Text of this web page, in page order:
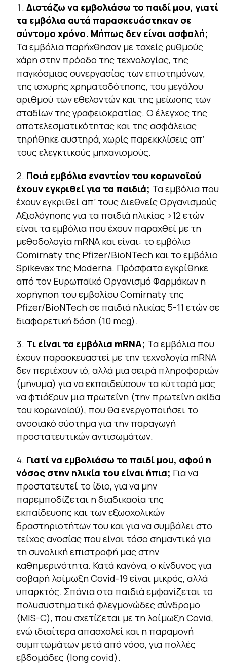
Διστάζω να εμβολιάσω το παιδί μου, γιατί
τα εμβόλια αυτά παρασκευάστηκαν σε
σύντομο χρόνο. Μήπως δεν είναι ασφαλή;
Τα εμβόλια παρήχθησαν με ταχείς ρυθμούς
χάρη στην πρόοδο της τεχνολογίας, της
παγκόσμιας συνεργασίας των επιστημόνων,
της ισχυρής χρηματοδότησης, του μεγάλου
αριθμού των εθελοντών και της μείωσης των
σταδίων της γραφειοκρατίας. Ο έλεγχος της
αποτελεσματικότητας και της ασφάλειας
τηρήθηκε αυστηρά, χωρίς παρεκκλίσεις απ’
τους ελεγκτικούς μηχανισμούς.
Ποιά εμβόλια εναντίον του κορωνοϊού
έχουν εγκριθεί για τα παιδιά; Τα εμβόλια που
έχουν εγκριθεί απ’ τους Διεθνείς Οργανισμούς
Αξιολόγησης για τα παιδιά ηλικίας >12 ετών
είναι τα εμβόλια που έχουν παραχθεί με τη
μεθοδολογία mRNA και είναι: το εμβόλιο
Comirnaty της Pfizer/BioNTech και το εμβόλιο
Spikevax της Moderna. Πρόσφατα εγκρίθηκε
από τον Ευρωπαϊκό Οργανισμό Φαρμάκων η
χορήγηση του εμβολίου Comirnaty της
Pfizer/BioNTech σε παιδιά ηλικίας 5-11 ετών σε
διαφορετική δόση (10 mcg).
Τι είναι τα εμβόλια mRNA; Τα εμβόλια που
έχουν παρασκευαστεί με την τεχνολογία mRNA
δεν περιέχουν ιό, αλλά μια σειρά πληροφοριών
(μήνυμα) για να εκπαιδεύσουν τα κύτταρά μας
να φτιάξουν μια πρωτεΐνη (την πρωτεΐνη ακίδα
του κορωνοϊού), που θα ενεργοποιήσει το
ανοσιακό σύστημα για την παραγωγή
προστατευτικών αντισωμάτων.
Γιατί να εμβολιάσω το παιδί μου, αφού η
νόσος στην ηλικία του είναι ήπια; Για να
προστατευτεί το ίδιο, για να μην
παρεμποδίζεται η διαδικασία της
εκπαίδευσης και των εξωσχολικών
δραστηριοτήτων του και για να συμβάλει στο
τείχος ανοσίας που είναι τόσο σημαντικό για
τη συνολική επιστροφή μας στην
καθημερινότητα. Κατά κανόνα, ο κίνδυνος για
σοβαρή λοίμωξη Covid-19 είναι μικρός, αλλά
υπαρκτός. Σπάνια στα παιδιά εμφανίζεται το
πολυσυστηματικό φλεγμονώδες σύνδρομο
(MIS-C), που σχετίζεται με τη λοίμωξη Covid,
ενώ ιδιαίτερα απασχολεί και η παραμονή
συμπτωμάτων μετά από νόσο, για πολλές
εβδομάδες (long covid).